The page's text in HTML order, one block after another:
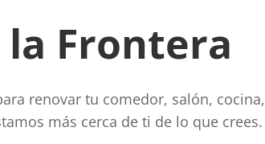
la Frontera
renovar tu comedor, salón, cocina,
más cerca de ti de lo que crees.